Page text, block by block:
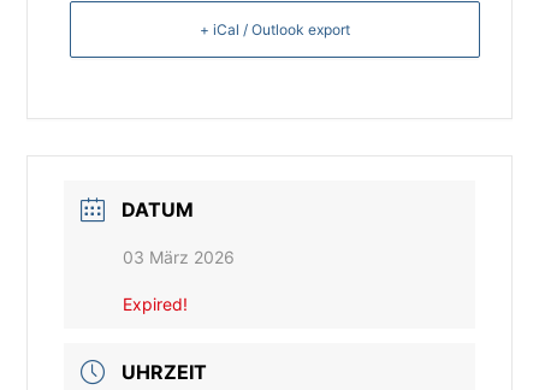
+ iCal / Outlook export
DATUM
03 März 2026
Expired!
UHRZEIT